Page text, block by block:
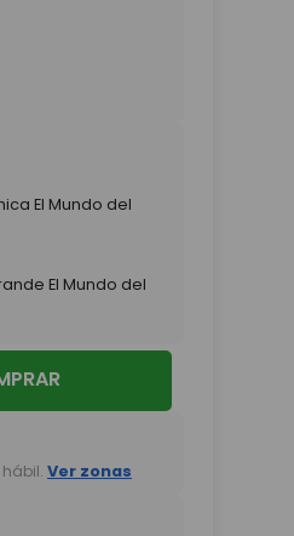
El Mundo del
El Mundo del
Ver zonas